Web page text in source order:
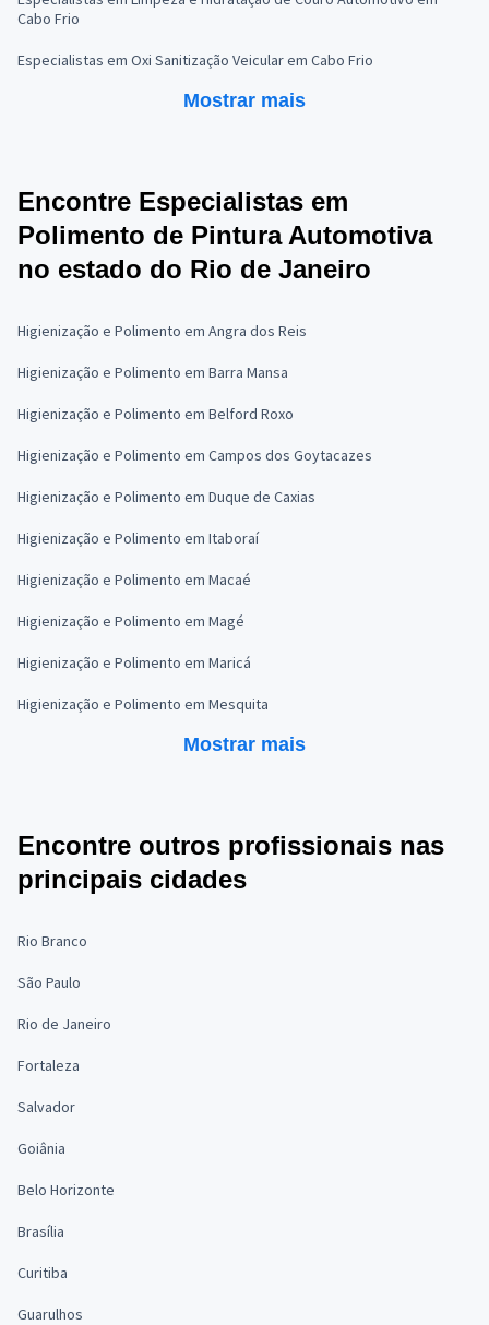
Cabo Frio
Especialistas em Oxi Sanitização Veicular em Cabo Frio
Mostrar mais
Encontre Especialistas em
Polimento de Pintura Automotiva
no estado do Rio de Janeiro
Higienização e Polimento em Angra dos Reis
Higienização e Polimento em Barra Mansa
Higienização e Polimento em Belford Roxo
Higienização e Polimento em Campos dos Goytacazes
Higienização e Polimento em Duque de Caxias
Higienização e Polimento em Itaboraí
Higienização e Polimento em Macaé
Higienização e Polimento em Magé
Higienização e Polimento em Maricá
Higienização e Polimento em Mesquita
Mostrar mais
Encontre outros profissionais nas
principais cidades
Rio Branco
São Paulo
Rio de Janeiro
Fortaleza
Salvador
Goiânia
Belo Horizonte
Brasília
Curitiba
Guarulhos